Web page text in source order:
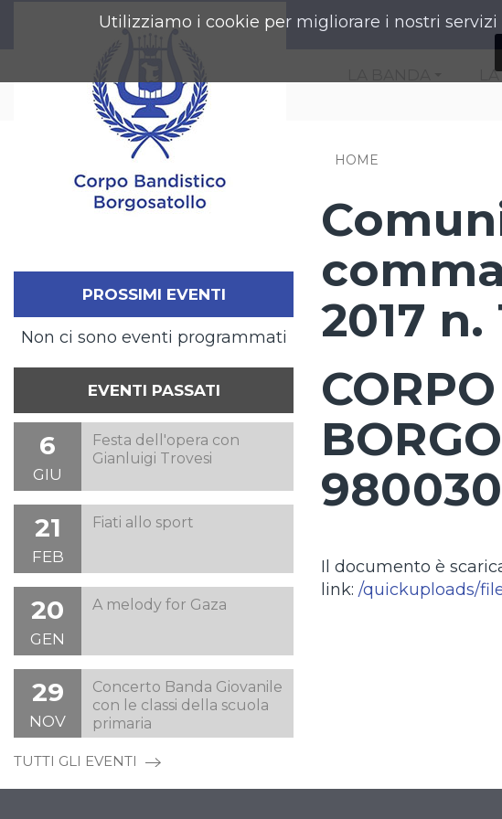
HOME
2017 n.
Il documento è
link: /quickuploads/
PROSSIMI EVENTI
Non ci sono eventi programmati
EVENTI PASSATI
6
GIU
Festa dell'opera con
Gianluigi Trovesi
21
FEB
Fiati allo sport
20
GEN
A melody for Gaza
29
NOV
Concerto Banda Giovanile
con le classi della scuola
primaria
TUTTI GLI EVENTI
Utilizziamo i cookie per migliorare i nostri